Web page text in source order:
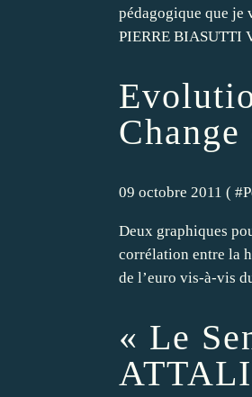
pédagogique que je
PIERRE BIASUTTI
09 octobre 2011 ( #
Deux graphiques
corrélation entre la
de l’euro vis-à-vis
« Le